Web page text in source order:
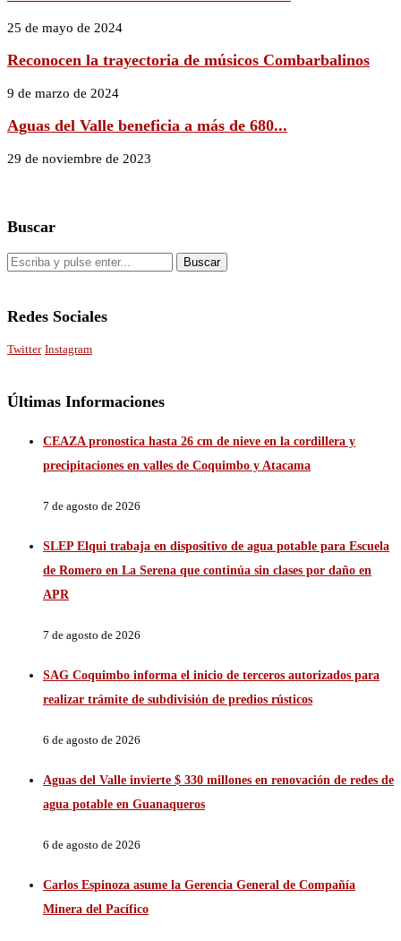
25 de mayo de 2024
Reconocen la trayectoria de músicos Combarbalinos
9 de marzo de 2024
Aguas del Valle beneficia a más de 680...
29 de noviembre de 2023
Buscar
Redes Sociales
Twitter Instagram
Últimas Informaciones
CEAZA pronostica hasta 26 cm de nieve en la cordillera y
precipitaciones en valles de Coquimbo y Atacama
7 de agosto de 2026
SLEP Elqui trabaja en dispositivo de agua potable para Escuela
de Romero en La Serena que continúa sin clases por daño en
APR
7 de agosto de 2026
SAG Coquimbo informa el inicio de terceros autorizados para
realizar trámite de subdivisión de predios rústicos
6 de agosto de 2026
Aguas del Valle invierte $ 330 millones en renovación de redes de
agua potable en Guanaqueros
6 de agosto de 2026
Carlos Espinoza asume la Gerencia General de Compañía
Minera del Pacífico